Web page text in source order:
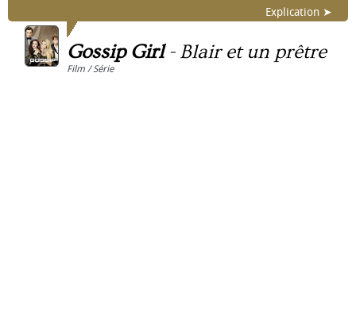
Explication ➤
Gossip Girl- Blair et un prêtre
Film / Série